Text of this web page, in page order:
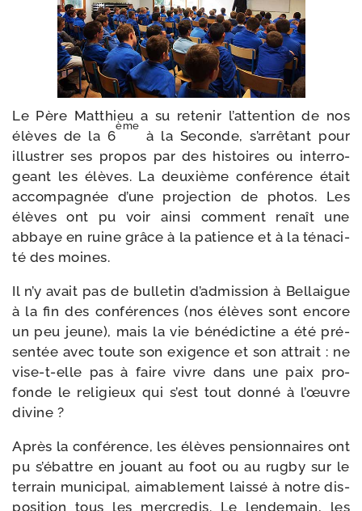
Le Père Matthieu a su rete­nir l’attention de nos
élèves de la 6
ème
à la Seconde, s’arrêtant pour
illus­trer ses pro­pos par des his­toires ou inter­ro­
geant les élèves. La deuxième confé­rence était
accom­pa­gnée d’une pro­jec­tion de pho­tos. Les
élèves ont pu voir ain­si com­ment renaît une
abbaye en ruine grâce à la patience et à la téna­ci­
té des moines.
Il n’y avait pas de bul­le­tin d’admission à Bellaigue
à la fin des confé­rences (nos élèves sont encore
un peu jeune), mais la vie béné­dic­tine a été pré­
sen­tée avec toute son exi­gence et son attrait : ne
vise-​t-​elle pas à faire vivre dans une paix pro­
fonde le reli­gieux qui s’est tout don­né à l’œuvre
divine ?
Après la confé­rence, les élèves pen­sion­naires ont
pu s’ébattre en jouant au foot ou au rug­by sur le
ter­rain muni­ci­pal, aima­ble­ment lais­sé à notre dis­
po­si­tion tous les mer­cre­dis. Le len­de­main, les